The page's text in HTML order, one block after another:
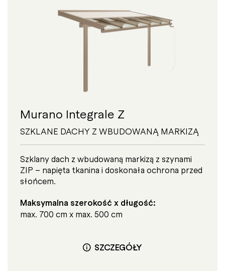
Murano Integrale Z
SZKLANE DACHY Z WBUDOWANĄ MARKIZĄ
Szklany dach z wbudowaną markizą z szynami
ZIP – napięta tkanina i doskonała ochrona przed
słońcem.
Maksymalna szerokość x długość:
max. 700 cm x max. 500 cm
SZCZEGÓŁY